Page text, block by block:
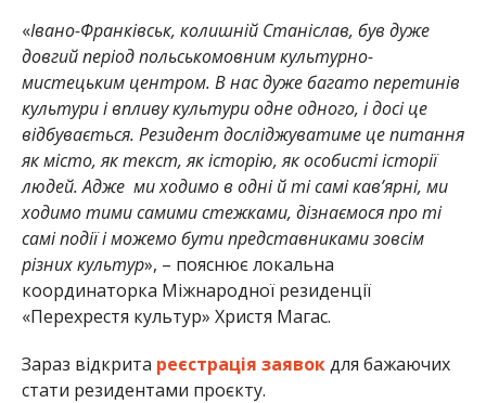
«Івано-Франківськ, колишній Станіслав, був дуже
довгий період польськомовним культурно-
мистецьким центром. В нас дуже багато перетинів
культури і впливу культури одне одного, і досі це
відбувається. Резидент досліджуватиме це питання
як місто, як текст, як історію, як особисті історії
людей. Адже ми ходимо в одні й ті самі кав’ярні, ми
ходимо тими самими стежками, дізнаємося про ті
самі події і можемо бути представниками зовсім
різних культур», – пояснює локальна
координаторка Міжнародної резиденції
«Перехрестя культур» Христя Магас.
Зараз відкрита реєстрація заявокдля бажаючих
стати резидентами проєкту.